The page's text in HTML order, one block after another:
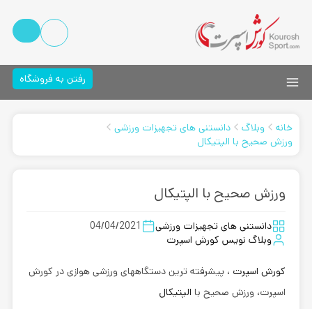
رفتن به فروشگاه
خانه وبلاگ
دانستنی های تجهیزات ورزشی
ورزش صحیح با الپتیکال
ورزش صحیح با الپتیکال
دانستنی های تجهیزات ورزشی
04/04/2021
وبلاگ نویس کورش اسپرت
کورش اسپرت ، پیشرفته ترین دستگاههای ورزشی هوازی در کورش
اسپرت، ورزش صحیح با الپتیکال